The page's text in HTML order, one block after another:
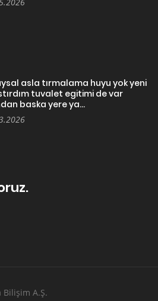
asla tırmalama huyu yok yeni
tuvalet egitimi de var
baska yere ya...
Bilişim A.Ş.